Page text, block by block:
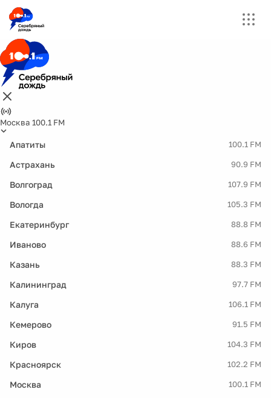
Москва 100.1 FM
Апатиты 100.1 FM
Астрахань 90.9 FM
Волгоград 107.9 FM
Вологда 105.3 FM
Екатеринбург 88.8 FM
Иваново 88.6 FM
Казань 88.3 FM
Калининград 97.7 FM
Калуга 106.1 FM
Кемерово 91.5 FM
Киров 104.3 FM
Красноярск 102.2 FM
Москва 100.1 FM